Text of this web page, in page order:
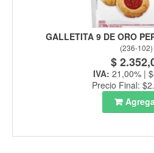
GALLETITA 9 DE ORO
(236-102)
$
IVA: 21,00% |
Precio Final: